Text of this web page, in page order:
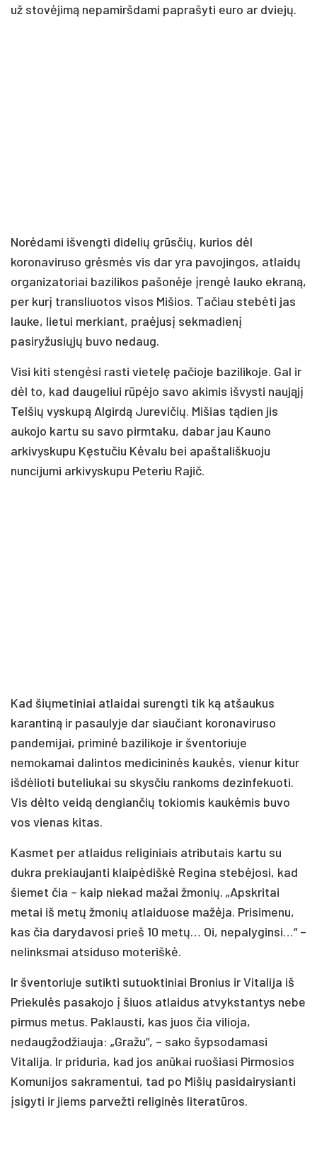
už stovėjimą nepamiršdami paprašyti euro ar dviejų.
Norėdami išvengti didelių grūsčių, kurios dėl
koronaviruso grėsmės vis dar yra pavojingos, atlaidų
organizatoriai bazilikos pašonėje įrengė lauko ekraną,
per kurį transliuotos visos Mišios. Tačiau stebėti jas
lauke, lietui merkiant, praėjusį sekmadienį
pasiryžusiųjų buvo nedaug.
Visi kiti stengėsi rasti vietelę pačioje bazilikoje. Gal ir
dėl to, kad daugeliui rūpėjo savo akimis išvysti naująjį
Telšių vyskupą Algirdą Jurevičių. Mišias tądien jis
aukojo kartu su savo pirmtaku, dabar jau Kauno
arkivyskupu Kęstučiu Kėvalu bei apaštališkuoju
nuncijumi arkivyskupu Peteriu Rajič.
Kad šiųmetiniai atlaidai surengti tik ką atšaukus
karantiną ir pasaulyje dar siaučiant koronaviruso
pandemijai, priminė bazilikoje ir šventoriuje
nemokamai dalintos medicininės kaukės, vienur kitur
išdėlioti buteliukai su skysčiu rankoms dezinfekuoti.
Vis dėlto veidą dengiančių tokiomis kaukėmis buvo
vos vienas kitas.
Kasmet per atlaidus religiniais atributais kartu su
dukra prekiaujanti klaipėdiškė Regina stebėjosi, kad
šiemet čia – kaip niekad mažai žmonių. „Apskritai
metai iš metų žmonių atlaiduose mažėja. Prisimenu,
kas čia darydavosi prieš 10 metų… Oi, nepalyginsi…“ –
nelinksmai atsiduso moteriškė.
Ir šventoriuje sutikti sutuoktiniai Bronius ir Vitalija iš
Priekulės pasakojo į šiuos atlaidus atvykstantys nebe
pirmus metus. Paklausti, kas juos čia vilioja,
nedaugžodžiauja: „Gražu“, – sako šypsodamasi
Vitalija. Ir priduria, kad jos anūkai ruošiasi Pirmosios
Komunijos sakramentui, tad po Mišių pasidairysianti
įsigyti ir jiems parvežti religinės literatūros.